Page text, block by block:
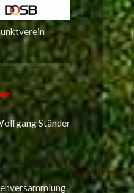
Ständer